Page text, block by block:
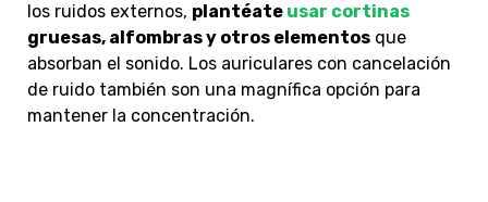
los ruidos externos, plantéate usar cortinas
gruesas, alfombras y otros elementos que
absorban el sonido. Los auriculares con cancelación
de ruido también son una magnífica opción para
mantener la concentración.